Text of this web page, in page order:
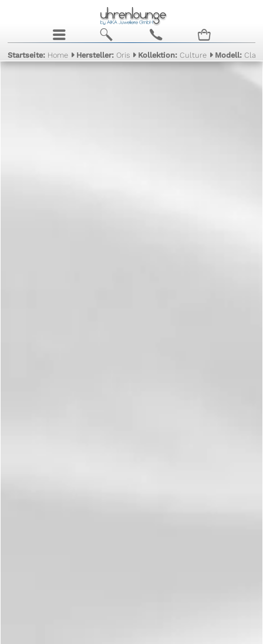
j b c n
Startseite: Home Hersteller:Oris Kollektion:Culture Modell: